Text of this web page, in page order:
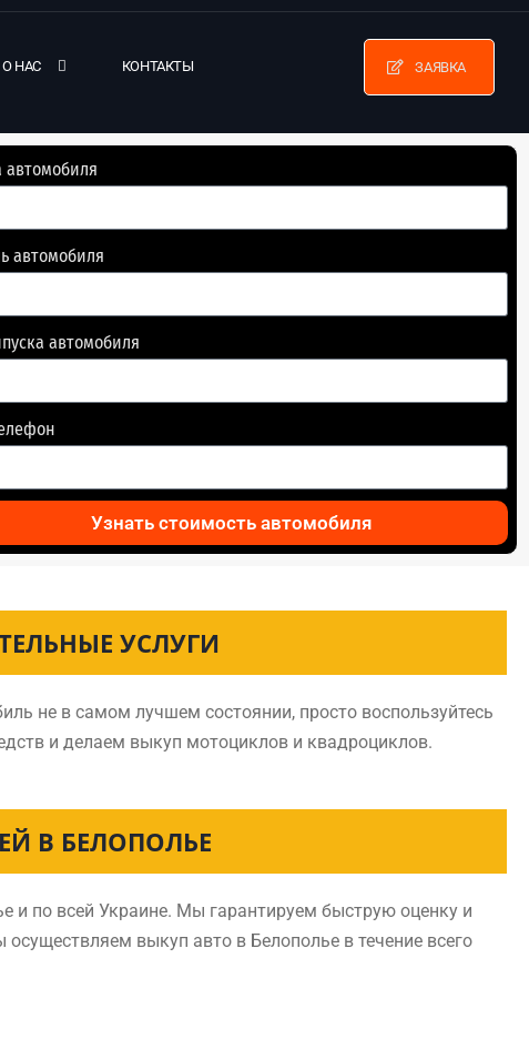
О НАС КОНТАКТЫ ЗАЯВКА
автомобиля
автомобиля
автомобиля
Узнать стоимость автомобиля
УСЛУГИ
не в самом лучшем состоянии, просто воспользуйтесь
и делаем выкуп мотоциклов и квадроциклов.
В БЕЛОПОЛЬЕ
и по всей Украине. Мы гарантируем быструю оценку и
выкуп авто в Белополье в течение всего